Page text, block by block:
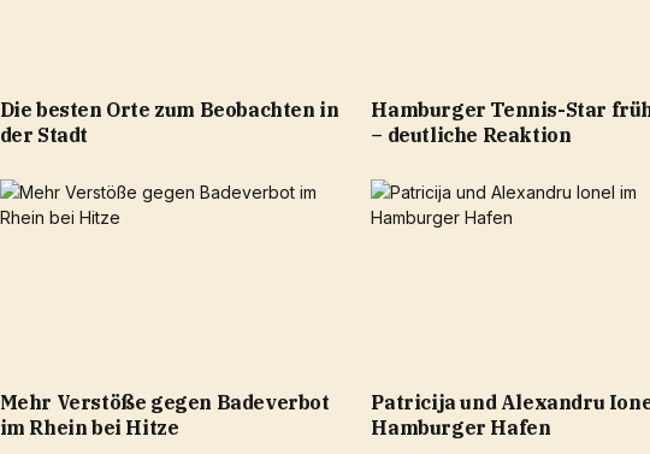
Die besten Orte zum Beobachten in
der Stadt
Hamburger Tennis-Star
– deutliche Reaktion
Mehr Verstöße gegen Badeverbot
im Rhein bei Hitze
Patricija und Alexandru
Hamburger Hafen